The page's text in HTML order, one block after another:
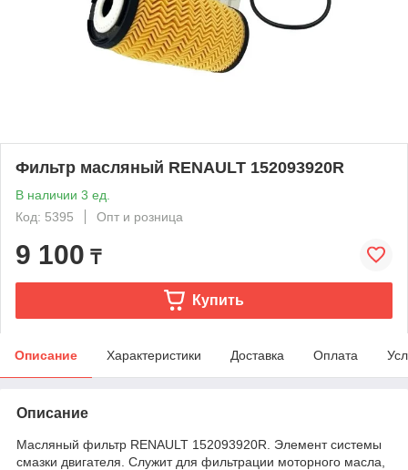
Фильтр масляный RENAULT 152093920R
В наличии 3 ед.
Код: 5395
Опт и розница
9 100 ₸
Купить
Описание Характеристики Доставка Оплата
Описание
Масляный фильтр RENAULT 152093920R. Элемент системы
смазки двигателя. Служит для фильтрации моторного масла,